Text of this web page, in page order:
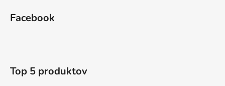
Facebook
Top 5 produktov